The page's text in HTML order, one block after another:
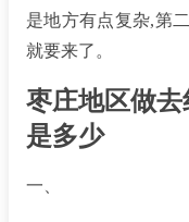
是地方有点复杂,第
就要来了。
枣庄地区做
是多少
一、